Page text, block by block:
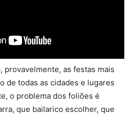
provavelmente, as festas mais
de todas as cidades e lugares
o problema dos foliões é
que bailarico escolher, que